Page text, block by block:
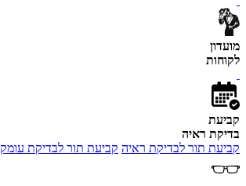
מועדון
לקוחות
קביעת
בדיקת ראיה
קביעת תור לבדיקת ראיה קביעת תור לבדיקת עומק OCT